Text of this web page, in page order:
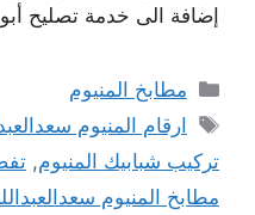
إضافة الى خدمة تصليح
التصنيفات
مطابخ المنيوم
الوسوم
ارقام المنيوم
تركيب شبابيك المنيوم,
مطابخ المنيوم